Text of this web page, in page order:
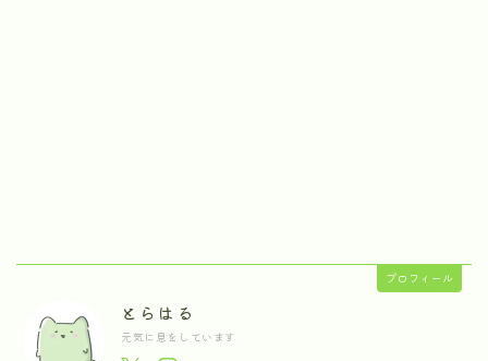
プロフィール
とらはる
元気に息をしています